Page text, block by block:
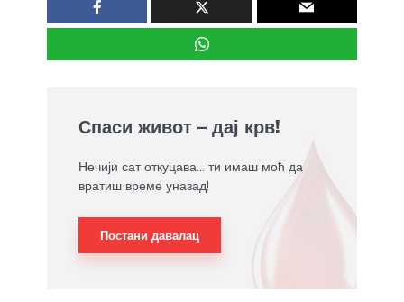
Спаси живот – дај крв!
Нечији сат откуцава... ти имаш моћ да
вратиш време уназад!
Постани давалац